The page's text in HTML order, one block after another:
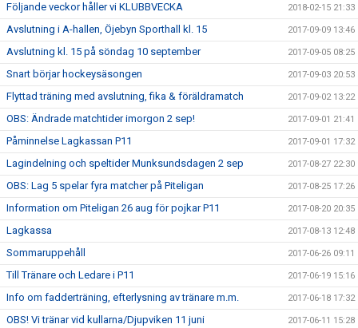
Följande veckor håller vi KLUBBVECKA 2018-02-15 21:33
Avslutning i A-hallen, Öjebyn Sporthall kl. 15 2017-09-09 13:46
Avslutning kl. 15 på söndag 10 september 2017-09-05 08:25
Snart börjar hockeysäsongen 2017-09-03 20:53
Flyttad träning med avslutning, fika & föräldramatch 2017-09-02 13:22
OBS: Ändrade matchtider imorgon 2 sep! 2017-09-01 21:41
Påminnelse Lagkassan P11 2017-09-01 17:32
Lagindelning och speltider Munksundsdagen 2 sep 2017-08-27 22:30
OBS: Lag 5 spelar fyra matcher på Piteligan 2017-08-25 17:26
Information om Piteligan 26 aug för pojkar P11 2017-08-20 20:35
Lagkassa 2017-08-13 12:48
Sommaruppehåll 2017-06-26 09:11
Till Tränare och Ledare i P11 2017-06-19 15:16
Info om fadderträning, efterlysning av tränare m.m. 2017-06-18 17:32
OBS! Vi tränar vid kullarna/Djupviken 11 juni 2017-06-11 15:28